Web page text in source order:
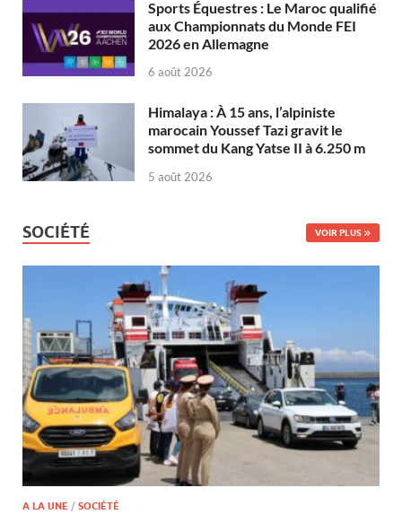
Sports Équestres : Le Maroc qualifié
aux Championnats du Monde FEI
2026 en Allemagne
6 août 2026
Himalaya : À 15 ans, l’alpiniste
marocain Youssef Tazi gravit le
sommet du Kang Yatse II à 6.250 m
5 août 2026
SOCIÉTÉ VOIR PLUS
A LA UNE / SOCIÉTÉ